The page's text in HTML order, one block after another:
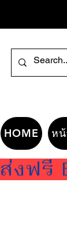
HOME ห
ส่งฟรี